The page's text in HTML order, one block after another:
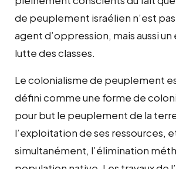
de peuplement israélien n’est
agent d’oppression, mais aussi un
lutte des classes.
Le colonialisme de peuplement
défini comme une forme de
pour but le peuplement de la
l’exploitation de ses ressources,
simultanément, l’élimination